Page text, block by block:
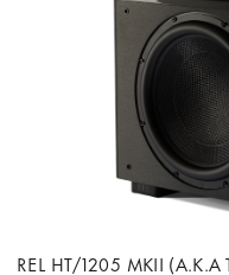
REL HT/1205 MKII